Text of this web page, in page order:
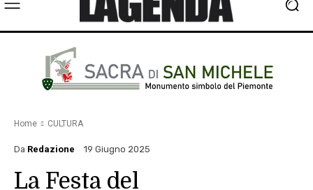
Home CULTURA
Da Redazione 19 Giugno 2025
La Festa del